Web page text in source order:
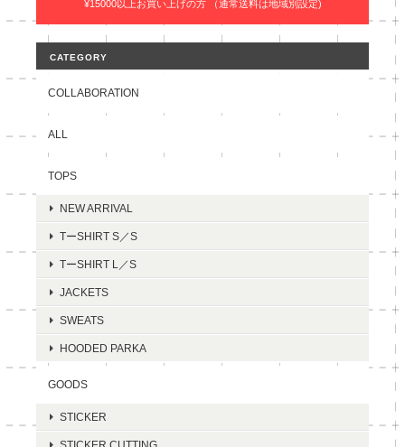
¥15000以上お買い上げの方 （通常送料は地域別設定)
CATEGORY
COLLABORATION
ALL
TOPS
NEW ARRIVAL
TーSHIRT S／S
TーSHIRT L／S
JACKETS
SWEATS
HOODED PARKA
GOODS
STICKER